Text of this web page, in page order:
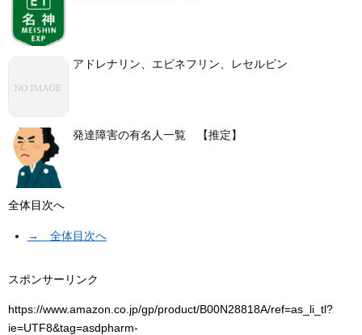
アドレナリン、エピネフリン、レセルピン
発達障害の有名人一覧 【推定】
全体目次へ
→ 全体目次へ
スポンサーリンク
https://www.amazon.co.jp/gp/product/B00N28818A/ref=as_li_tl?
ie=UTF8&tag=asdpharm-